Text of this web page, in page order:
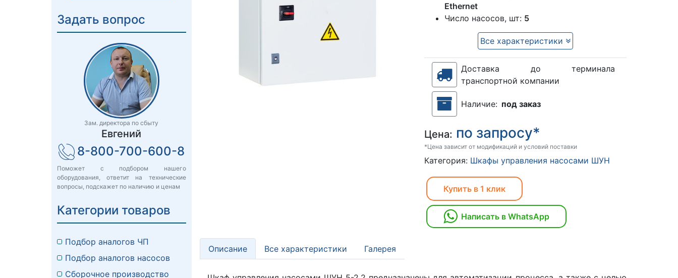
Ethernet
Число насосов, шт: 5
Все характеристики
Доставка до терминала
транспортной компании
Наличие: под заказ
Цена: по запросу*
*Цена зависит от модификаций и условий поставки
Категория: Шкафы управления насосами ШУН
Купить в 1 клик
Написать в WhatsApp
Описание Все характеристики Галерея
Задать вопрос
Зам. директора по сбыту
Евгений
8-800-700-600-8
Поможет с подбором нашего
оборудования, ответит на технические
вопросы, подскажет по наличию и ценам
Категории товаров
Подбор аналогов ЧП
Подбор аналогов насосов
Сборочное производство